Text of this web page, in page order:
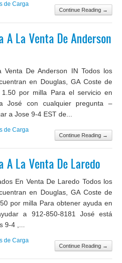
Continue Reading →
de Carga
A La Venta De Anderson
Venta De Anderson IN Todos los
en Douglas, GA Coste de
por milla Para el servicio en
José con cualquier pregunta –
a Jose 9-4 EST de...
Continue Reading →
de Carga
A La Venta De Laredo
En Venta De Laredo Todos los
en Douglas, GA Coste de
por milla Para obtener ayuda en
a 912-850-8181 José está
9-4 ,...
Continue Reading →
de Carga